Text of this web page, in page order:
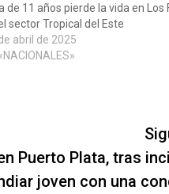
de 11 años pierde la vida en Los
sector Tropical del Este
abril de 2025
Puerto Plata, tras
joven con una